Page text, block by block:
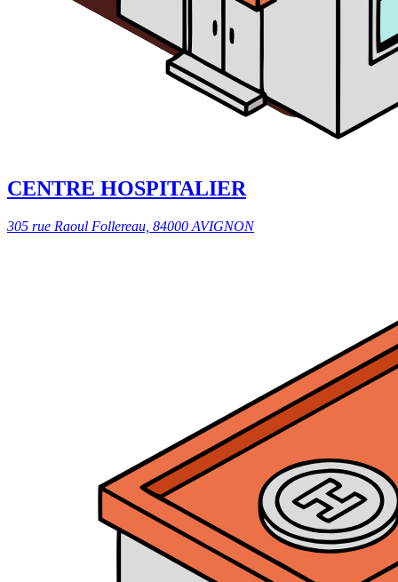
CENTRE HOSPITALIER
305 rue Raoul Follereau, 84000 AVIGNON